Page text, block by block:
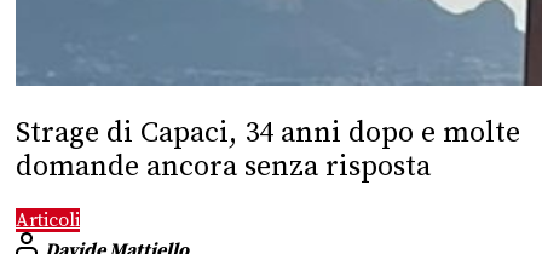
Strage di Capaci, 34 anni dopo e molte
domande ancora senza risposta
Articoli